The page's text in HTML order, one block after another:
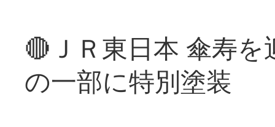
🔴ＪＲ東日本 傘寿
の一部に特別塗装